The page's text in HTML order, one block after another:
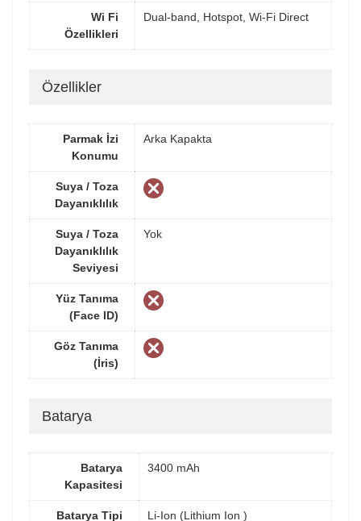
Wi Fi
Özellikleri
Dual-band, Hotspot, Wi-Fi Direct
Özellikler
Parmak İzi
Konumu
Arka Kapakta
Suya / Toza
Dayanıklılık
Suya / Toza
Dayanıklılık
Seviyesi
Yok
Yüz Tanıma
(Face ID)
Göz Tanıma
(İris)
Batarya
Batarya
Kapasitesi
3400 mAh
Batarya Tipi Li-Ion (Lithium Ion )